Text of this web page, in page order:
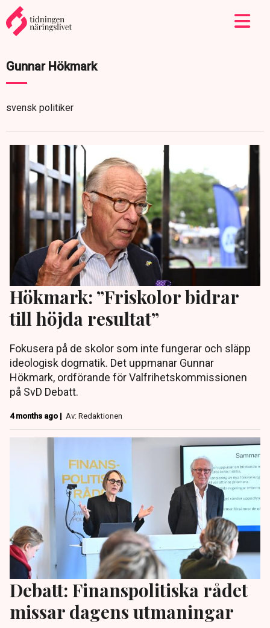
Gunnar Hökmark
svensk politiker
Hökmark: ”Friskolor bidrar
till höjda resultat”
Fokusera på de skolor som inte fungerar och släpp
ideologisk dogmatik. Det uppmanar Gunnar
Hökmark, ordförande för Valfrihetskommissionen
på SvD Debatt.
4 months ago | Av: Redaktionen
Debatt: Finanspolitiska rådet
missar dagens utmaningar